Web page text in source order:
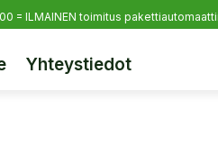
= ILMAINEN toimitus
Yhteystiedot